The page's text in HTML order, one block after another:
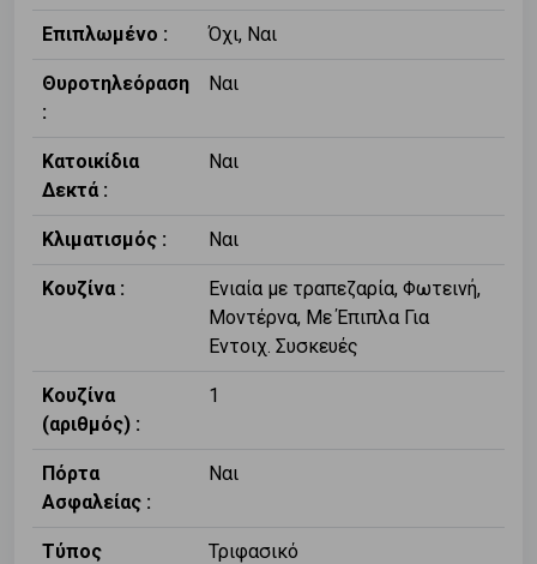
Επιπλωμένο : Όχι, Ναι
Θυροτηλεόραση
:
Ναι
Κατοικίδια
Δεκτά :
Ναι
Κλιματισμός : Ναι
Κουζίνα :
Ενιαία με τραπεζαρία, Φωτεινή,
Μοντέρνα, Με Έπιπλα Για
Εντοιχ. Συσκευές
Κουζίνα
(αριθμός) :
1
Πόρτα
Ασφαλείας :
Ναι
Τύπος
Τριφασικό